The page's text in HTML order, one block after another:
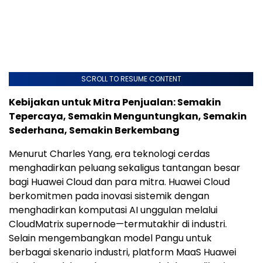
SCROLL TO RESUME CONTENT
Kebijakan untuk Mitra Penjualan: Semakin
Tepercaya, Semakin Menguntungkan, Semakin
Sederhana, Semakin Berkembang
Menurut Charles Yang, era teknologi cerdas
menghadirkan peluang sekaligus tantangan besar
bagi Huawei Cloud dan para mitra. Huawei Cloud
berkomitmen pada inovasi sistemik dengan
menghadirkan komputasi AI unggulan melalui
CloudMatrix supernode—termutakhir di industri.
Selain mengembangkan model Pangu untuk
berbagai skenario industri, platform MaaS Huawei